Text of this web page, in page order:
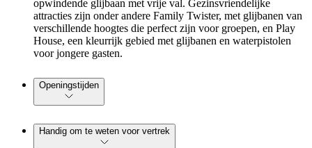
opwindende glijbaan met vrije val. Gezinsvriendelijke
attracties zijn onder andere Family Twister, met glijbanen van
verschillende hoogtes die perfect zijn voor groepen, en Play
House, een kleurrijk gebied met glijbanen en waterpistolen
voor jongere gasten.
Openingstijden
Handig om te weten voor vertrek